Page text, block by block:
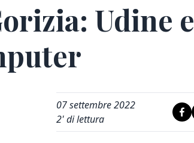
Udine e
07 settembre 2022
2' di lettura